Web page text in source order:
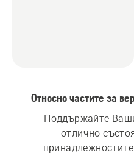
Относно частите за
Поддържайте
отлично